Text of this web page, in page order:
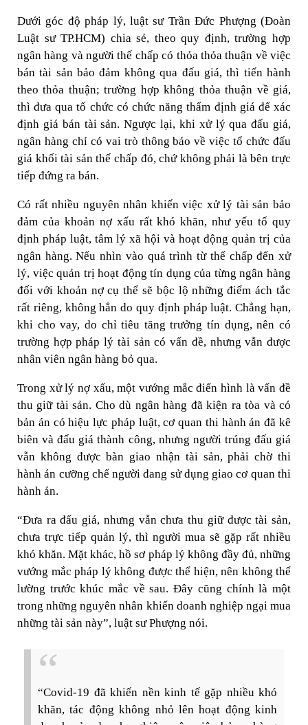
Dưới góc độ pháp lý, luật sư Trần Đức Phượng (Đoàn
Luật sư TP.HCM) chia sẻ, theo quy định, trường hợp
ngân hàng và người thế chấp có thỏa thỏa thuận về việc
bán tài sản bảo đảm không qua đấu giá, thì tiến hành
theo thỏa thuận; trường hợp không thỏa thuận về giá,
thì đưa qua tổ chức có chức năng thẩm định giá để xác
định giá bán tài sản. Ngược lại, khi xử lý qua đấu giá,
ngân hàng chỉ có vai trò thông báo về việc tổ chức đấu
giá khối tài sản thế chấp đó, chứ không phải là bên trực
tiếp đứng ra bán.
Có rất nhiều nguyên nhân khiến việc xử lý tài sản bảo
đảm của khoản nợ xấu rất khó khăn, như yếu tố quy
định pháp luật, tâm lý xã hội và hoạt động quản trị của
ngân hàng. Nếu nhìn vào quá trình từ thế chấp đến xử
lý, việc quản trị hoạt động tín dụng của từng ngân hàng
đối với khoản nợ cụ thể sẽ bộc lộ những điểm ách tắc
rất riêng, không hẳn do quy định pháp luật. Chẳng hạn,
khi cho vay, do chỉ tiêu tăng trưởng tín dụng, nên có
trường hợp pháp lý tài sản có vấn đề, nhưng vẫn được
nhân viên ngân hàng bỏ qua.
Trong xử lý nợ xấu, một vướng mắc điển hình là vấn đề
thu giữ tài sản. Cho dù ngân hàng đã kiện ra tòa và có
bản án có hiệu lực pháp luật, cơ quan thi hành án đã kê
biên và đấu giá thành công, nhưng người trúng đấu giá
vẫn không được bàn giao nhận tài sản, phải chờ thi
hành án cưỡng chế người đang sử dụng giao cơ quan thi
hành án.
“Đưa ra đấu giá, nhưng vẫn chưa thu giữ được tài sản,
chưa trực tiếp quản lý, thì người mua sẽ gặp rất nhiều
khó khăn. Mặt khác, hồ sơ pháp lý không đầy đủ, những
vướng mắc pháp lý không được thể hiện, nên không thể
lường trước khúc mắc về sau. Đây cũng chính là một
trong những nguyên nhân khiến doanh nghiệp ngại mua
những tài sản này”, luật sư Phượng nói.
“Covid-19 đã khiến nền kinh tế gặp nhiều khó
khăn, tác động không nhỏ lên hoạt động kinh